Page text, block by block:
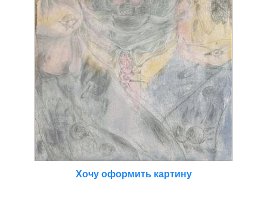
Хочу оформить картину